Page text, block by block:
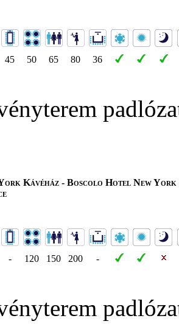
45 50 65 80 36
Kávéház - Boscolo Hotel New York
- 120 150 200 -